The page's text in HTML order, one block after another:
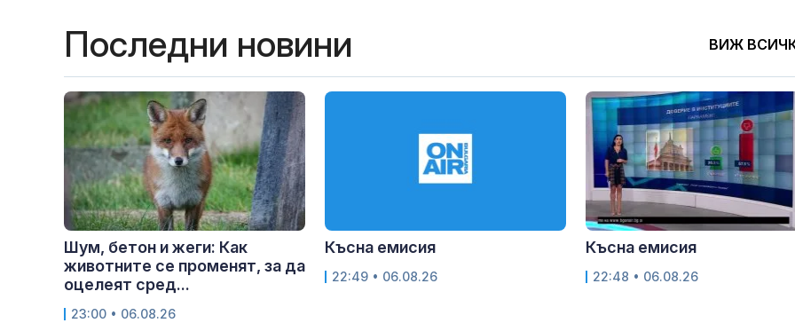
Последни новини ВИЖ
Шум, бетон и жеги: Как
животните се променят, за да
оцелеят сред...
23:00 • 06.08.26
Късна емисия
22:49 • 06.08.26
Късна емисия
22:48 • 06.08.26